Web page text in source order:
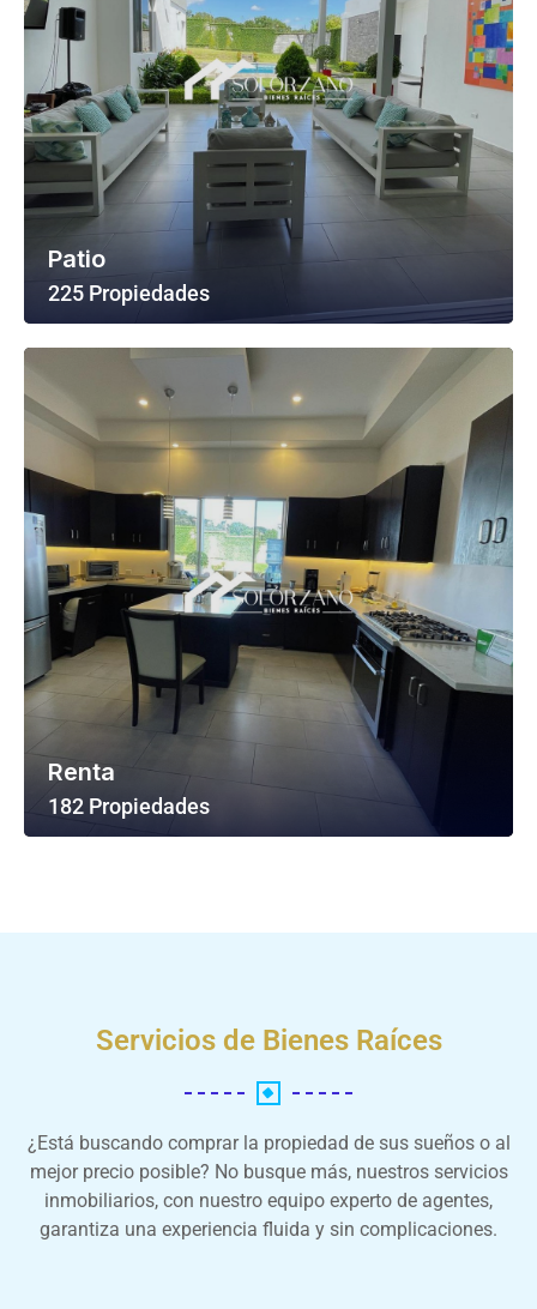
Patio
225 Propiedades
Ver Todas Las Propiedades
Renta
182 Propiedades
Servicios de Bienes Raíces
¿Está buscando comprar la propiedad de sus sueños o al
mejor precio posible? No busque más, nuestros servicios
inmobiliarios, con nuestro equipo experto de agentes,
garantiza una experiencia fluida y sin complicaciones.